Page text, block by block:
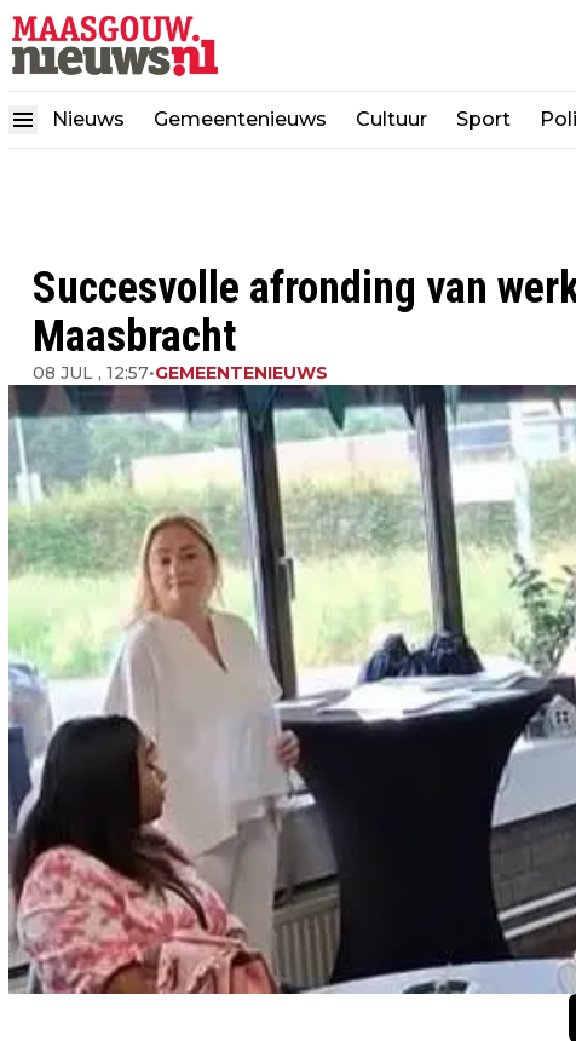
Nieuws Gemeentenieuws Cultuur Sport
Succesvolle afronding van
Maasbracht
08 JUL , 12:57•GEMEENTENIEUWS